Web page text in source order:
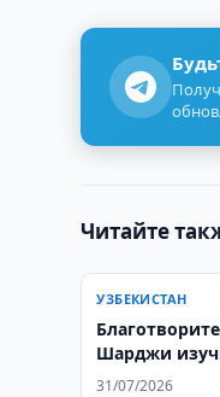
Читайте
УЗБЕКИСТАН
Шарджи
Узбекистана
31/07/2026